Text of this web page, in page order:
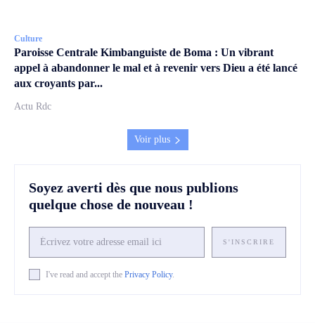
Culture
Paroisse Centrale Kimbanguiste de Boma : Un vibrant
appel à abandonner le mal et à revenir vers Dieu a été lancé
aux croyants par...
Actu Rdc
Voir plus
Soyez averti dès que nous publions
quelque chose de nouveau !
S'INSCRIRE
I've read and accept the Privacy Policy.